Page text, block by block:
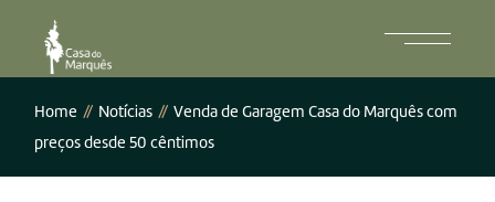
Home Notícias
Venda de Garagem Casa do Marquês com
preços desde 50 cêntimos